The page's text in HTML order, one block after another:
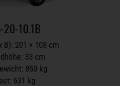
20-10.1B
B): 201 × 108 cm
33 cm
850 kg
631 kg